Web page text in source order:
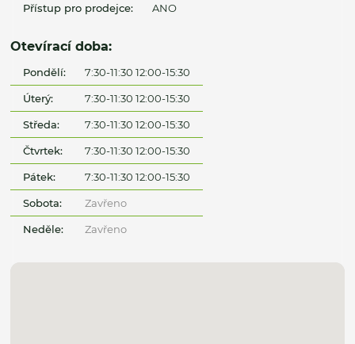
Přístup pro prodejce: ANO
Otevírací doba:
Pondělí: 7:30-11:30 12:00-15:30
Úterý: 7:30-11:30 12:00-15:30
Středa: 7:30-11:30 12:00-15:30
Čtvrtek: 7:30-11:30 12:00-15:30
Pátek: 7:30-11:30 12:00-15:30
Sobota: Zavřeno
Neděle: Zavřeno